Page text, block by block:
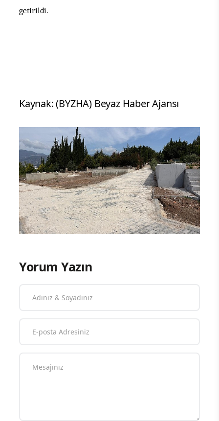
getirildi.
Kaynak: (BYZHA) Beyaz Haber Ajansı
Yorum Yazın